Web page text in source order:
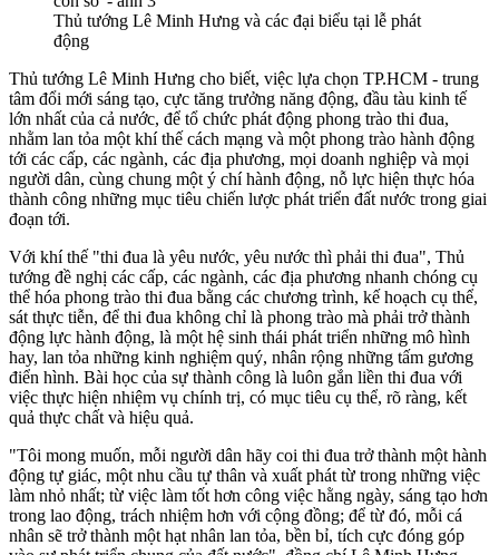
Thủ tướng Lê Minh Hưng và các đại biểu tại lễ phát
động
Thủ tướng Lê Minh Hưng cho biết, việc lựa chọn TP.HCM - trung
tâm đổi mới sáng tạo, cực tăng trưởng năng động, đầu tàu kinh tế
lớn nhất của cả nước, để tổ chức phát động phong trào thi đua,
nhằm lan tỏa một khí thế cách mạng và một phong trào hành động
tới các cấp, các ngành, các địa phương, mọi doanh nghiệp và mọi
người dân, cùng chung một ý chí hành động, nỗ lực hiện thực hóa
thành công những mục tiêu chiến lược phát triển đất nước trong giai
đoạn tới.
Với khí thế "thi đua là yêu nước, yêu nước thì phải thi đua", Thủ
tướng đề nghị các cấp, các ngành, các địa phương nhanh chóng cụ
thể hóa phong trào thi đua bằng các chương trình, kế hoạch cụ thể,
sát thực tiễn, để thi đua không chỉ là phong trào mà phải trở thành
động lực hành động, là một hệ sinh thái phát triển những mô hình
hay, lan tỏa những kinh nghiệm quý, nhân rộng những tấm gương
điển hình. Bài học của sự thành công là luôn gắn liền thi đua với
việc thực hiện nhiệm vụ chính trị, có mục tiêu cụ thể, rõ ràng, kết
quả thực chất và hiệu quả.
"Tôi mong muốn, mỗi người dân hãy coi thi đua trở thành một hành
động tự giác, một nhu cầu tự thân và xuất phát từ trong những việc
làm nhỏ nhất; từ việc làm tốt hơn công việc hằng ngày, sáng tạo hơn
trong lao động, trách nhiệm hơn với cộng đồng; để từ đó, mỗi cá
nhân sẽ trở thành một hạt nhân lan tỏa, bền bỉ, tích cực đóng góp